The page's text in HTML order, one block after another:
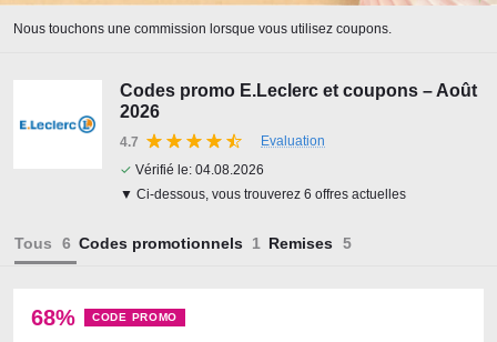
Nous touchons une commission lorsque vous utilisez coupons.
Codes promo E.Leclerc et coupons – Août
2026
4.7
Evaluation
✓ Vérifié le: 04.08.2026
▼ Ci-dessous, vous trouverez 6 offres actuelles
Tous Codes promotionnels Remises
68% CODE PROMO